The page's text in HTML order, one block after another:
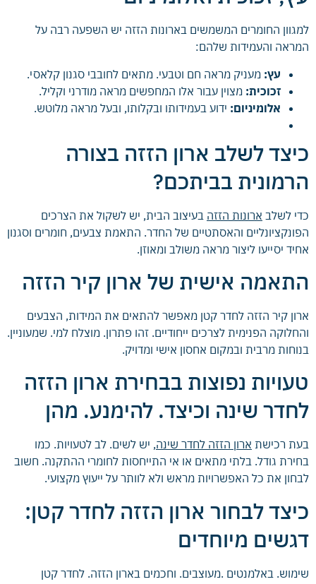
למגוון החומרים המשמשים בארונות הזזה יש השפעה רבה על
המראה והעמידות שלהם:
עץ: מעניק מראה חם וטבעי. מתאים לחובבי סגנון קלאסי.
זכוכית: מצוין עבור אלו המחפשים מראה מודרני וקליל.
אלומיניום: ידוע בעמידותו ובקלותו, ובעל מראה מלוטש.
כיצד לשלב ארון הזזה בצורה
הרמונית בביתכם?
כדי לשלב ארונות הזזה בעיצוב הבית, יש לשקול את הצרכים
הפונקציונליים והאסתטיים של החדר. התאמת צבעים, חומרים וסגנון
אחיד יסייעו ליצור מראה משולב ומאוזן.
התאמה אישית של ארון קיר הזזה
ארון קיר הזזה לחדר קטן מאפשר להתאים את המידות, הצבעים
והחלוקה הפנימית לצרכים ייחודיים. זהו פתרון. מוצלח למי. שמעוניין.
בנוחות מרבית ובמקום אחסון אישי ומדויק.
טעויות נפוצות בבחירת ארון הזזה
לחדר שינה וכיצד. להימנע. מהן
בעת רכישת ארון הזזה לחדר שינה, יש לשים. לב לטעויות. כמו
בחירת גודל. בלתי מתאים או אי התייחסות לחומרי ההתקנה. חשוב
לבחון את כל האפשרויות מראש ולא לוותר על ייעוץ מקצועי.
כיצד לבחור ארון הזזה לחדר קטן:
דגשים מיוחדים
שימוש. באלמנטים .מעוצבים. וחכמים בארון הזזה. לחדר קטן